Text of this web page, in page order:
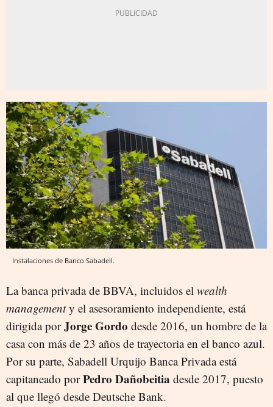
Instalaciones de Banco Sabadell.
La banca privada de BBVA, incluidos el wealth
managementy el asesoramiento independiente, está
dirigida porJorge Gordo desde 2016, un hombre de la
casa con más de 23 años de trayectoria en el banco azul.
Por su parte, Sabadell Urquijo Banca Privada está
capitaneado porPedro Dañobeitia desde 2017, puesto
al que llegó desde Deutsche Bank.